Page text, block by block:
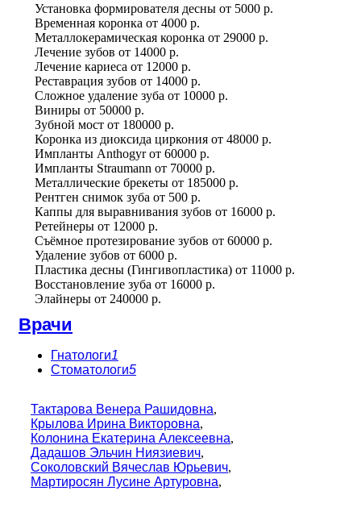
Установка формирователя десны от 5000 р.
Временная коронка от 4000 р.
Металлокерамическая коронка от 29000 р.
Лечение зубов от 14000 р.
Лечение кариеса от 12000 р.
Реставрация зубов от 14000 р.
Сложное удаление зуба от 10000 р.
Виниры от 50000 р.
Зубной мост от 180000 р.
Коронка из диоксида циркония от 48000 р.
Импланты Anthogyrот 60000 р.
Импланты Straumann от 70000 р.
Металлические брекеты от 185000 р.
Рентген снимок зуба от 500 р.
Каппы для выравнивания зубов от 16000 р.
Ретейнеры от 12000 р.
Съёмное протезирование зубов от 60000 р.
Удаление зубов от 6000 р.
Пластика десны (Гингивопластика) от 11000 р.
Восстановление зуба от 16000 р.
Элайнеры от 240000 р.
Врачи
Гнатологи1
Стоматологи5
Тактарова Венера Рашидовна,
Крылова Ирина Викторовна,
Колонина Екатерина Алексеевна,
Дадашов Эльчин Ниязиевич,
Соколовский Вячеслав Юрьевич,
Мартиросян Лусине Артуровна,